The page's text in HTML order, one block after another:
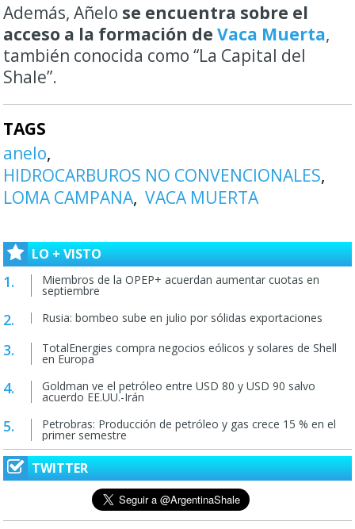
Además, Añelo se encuentra sobre el
acceso a la formación de Vaca Muerta,
también conocida como “La Capital del
Shale”.
TAGS
anelo
HIDROCARBUROS NO CONVENCIONALES
LOMA CAMPANA VACA MUERTA
LO + VISTO
Miembros de la OPEP+ acuerdan aumentar cuotas en
septiembre
Rusia: bombeo sube en julio por sólidas exportaciones
TotalEnergies compra negocios eólicos y solares de Shell
en Europa
Goldman ve el petróleo entre USD 80 y USD 90 salvo
acuerdo EE.UU.-Irán
Petrobras: Producción de petróleo y gas crece 15 % en el
primer semestre
TWITTER